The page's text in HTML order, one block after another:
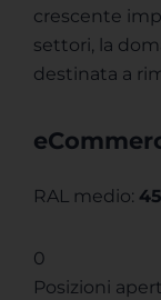
crescente
settori, la
destinata a
RAL medio:
0
Posizioni